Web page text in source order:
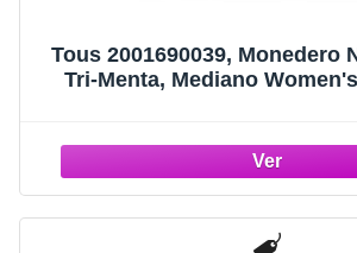
Tous 2001690039, Monedero
Tri-Menta, Mediano